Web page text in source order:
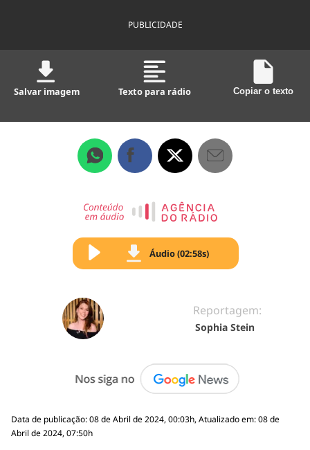
PUBLICIDADE
Salvar imagem Texto para rádio Copiar o texto
Áudio (02:58s)
Reportagem:
Sophia Stein
Data de publicação: 08 de Abril de 2024, 00:03h, Atualizado em: 08 de
Abril de 2024, 07:50h